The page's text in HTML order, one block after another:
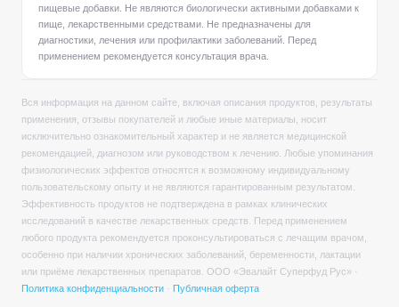
пищевые добавки. Не являются биологически активными добавками к
пище, лекарственными средствами. Не предназначены для
диагностики, лечения или профилактики заболеваний. Перед
применением рекомендуется консультация врача.
Вся информация на данном сайте, включая описания продуктов, результаты
применения, отзывы покупателей и любые иные материалы, носит
исключительно ознакомительный характер и не является медицинской
рекомендацией, диагнозом или руководством к лечению. Любые упоминания
физиологических эффектов относятся к возможному индивидуальному
пользовательскому опыту и не являются гарантированным результатом.
Эффективность продуктов не подтверждена в рамках клинических
исследований в качестве лекарственных средств. Перед применением
любого продукта рекомендуется проконсультироваться с лечащим врачом,
особенно при наличии хронических заболеваний, беременности, лактации
или приёме лекарственных препаратов. ООО «Эвалайт Суперфуд Рус» ·
Политика конфиденциальности · Публичная оферта